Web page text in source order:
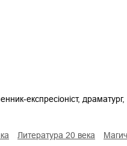
експресіоніст,
литература 20 века